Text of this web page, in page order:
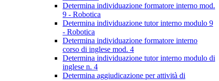
Determina individuazione formatore interno mod.
9 - Robotica
Determina individuazione tutor interno modulo 9
- Robotica
Determina individuazione formatore interno
corso di inglese mod. 4
Determina individuazione tutor interno modulo di
inglese n. 4
Determina aggiudicazione per attività di